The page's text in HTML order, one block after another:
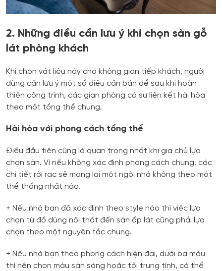
2. Những điều cần lưu ý khi chọn sàn gỗ
lát phòng khách
Khi chọn vật liệu này cho không gian tiếp khách, người
dùng cần lưu ý một số điều căn bản để sau khi hoàn
thiện công trình, các gian phòng có sự liên kết hài hòa
theo một tổng thể chung.
Hài hòa với phong cách tổng thể
Điều đầu tiên cũng là quan trọng nhất khi gia chủ lựa
chọn sàn. Vì nếu không xác định phong cách chung, các
chi tiết rời rạc sẽ mang lại một ngôi nhà không theo một
thể thống nhất nào.
+ Nếu nhà bạn đã xác định theo style nào thì việc lựa
chọn từ đồ dùng nội thất đến sàn ốp lát cũng phải lựa
chọn theo một nguyên tắc chung.
+ Nếu nhà bạn theo phong cách hiện đại, dưới ba màu
thì nên chọn màu sàn sáng hoặc tối trung tính, có thể